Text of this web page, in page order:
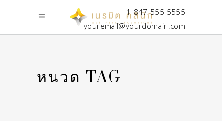
1-847-555-5555
youremail@yourdomain.com
หนวด TAG